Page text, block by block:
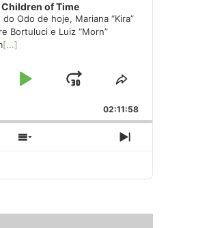
Children of Time
Odo de hoje, Mariana “Kira”
Bortuluci e Luiz “Morn”
[...]
Play
Jump
Forward
Share
Episode
02:11:58
Show
Episodes
Next
Episode